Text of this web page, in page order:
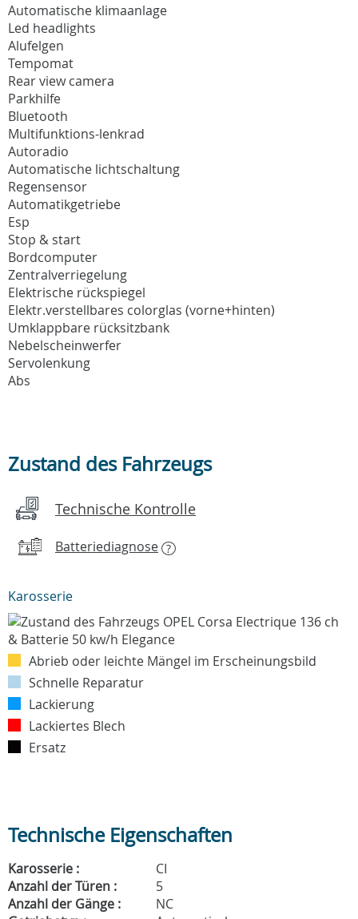
Automatische klimaanlage
Led headlights
Alufelgen
Tempomat
Rear view camera
Parkhilfe
Bluetooth
Multifunktions-lenkrad
Autoradio
Automatische lichtschaltung
Regensensor
Automatikgetriebe
Esp
Stop & start
Bordcomputer
Zentralverriegelung
Elektrische rückspiegel
Elektr.verstellbares colorglas (vorne+hinten)
Umklappbare rücksitzbank
Nebelscheinwerfer
Servolenkung
Abs
Zustand des Fahrzeugs
Technische Kontrolle
Batteriediagnose ?
Karosserie
Abrieb oder leichte Mängel im Erscheinungsbild
Schnelle Reparatur
Lackierung
Lackiertes Blech
Ersatz
Technische Eigenschaften
Karosserie :
CI
Anzahl der Türen :
5
Anzahl der Gänge :
NC